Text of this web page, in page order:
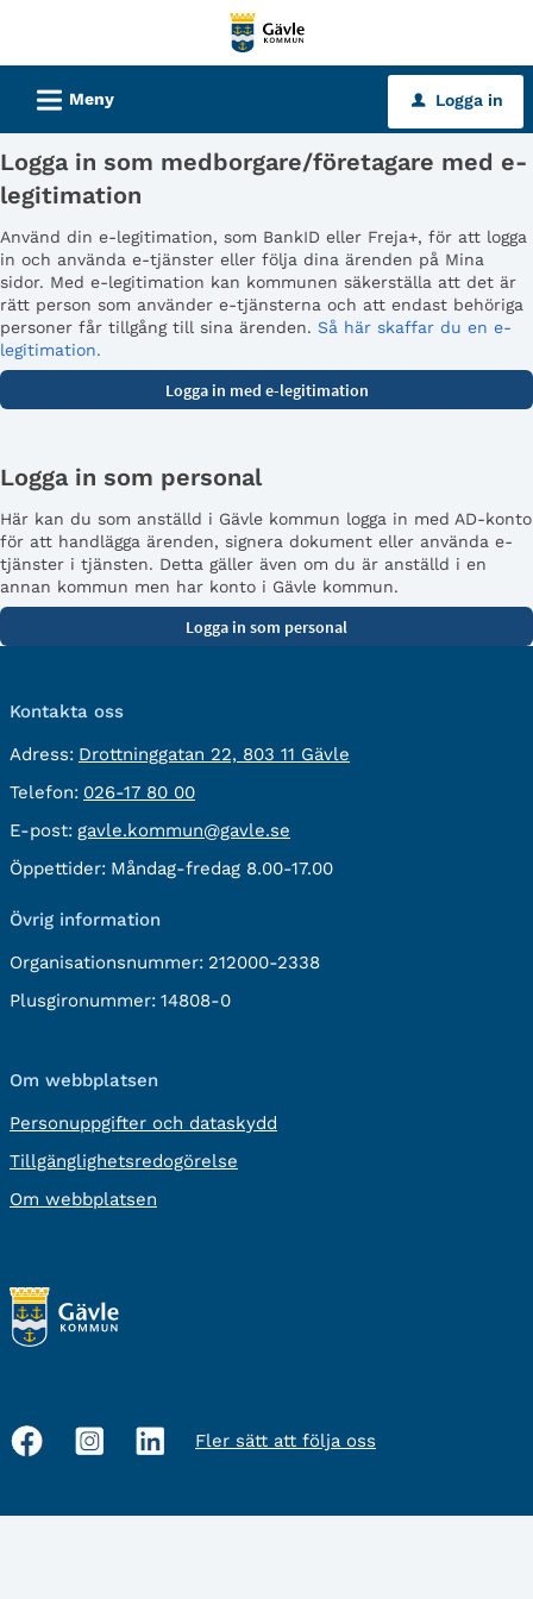
tjänster
Gävle
kommun
L Meny u Logga in
Logga in som medborgare/företagare med e-
legitimation
Använd din e-legitimation, som BankID eller Freja+, för att logga
in och använda e-tjänster eller följa dina ärenden på Mina
sidor. Med e-legitimation kan kommunen säkerställa att det är
rätt person som använder e-tjänsterna och att endast behöriga
personer får tillgång till sina ärenden. Så här skaffar du en e-
legitimation.
Logga in som personal
Här kan du som anställd i Gävle kommun logga in med AD-konto
för att handlägga ärenden, signera dokument eller använda e-
tjänster i tjänsten. Detta gäller även om du är anställd i en
annan kommun men har konto i Gävle kommun.
Kontakta oss
Adress: besöksadress:
Drottninggatan 22, 803 11 Gävle
Telefon: Telefon:
026-17 80 00
E-post: E-
post:
gavle.kommun@gavle.se
Öppettider: Måndag-fredag 8.00-17.00
Övrig information
Organisationsnummer: 212000-2338
Plusgironummer: 14808-0
Om webbplatsen
Personuppgifter och dataskydd
Tillgänglighetsredogörelse
Om webbplatsen
Sociala
Fler sätt att följa oss